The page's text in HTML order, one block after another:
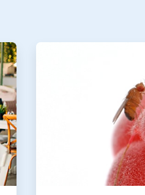
ArticleTile